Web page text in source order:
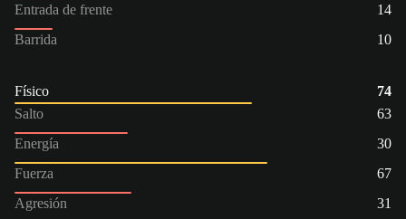
Entrada de frente
14
Barrida
10
Físico
74
Salto
63
Energía
30
Fuerza
67
Agresión
31